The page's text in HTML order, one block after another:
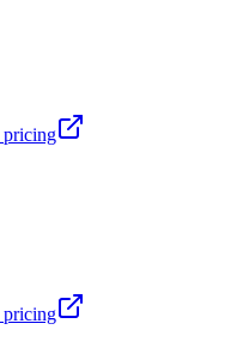
pricing
pricing